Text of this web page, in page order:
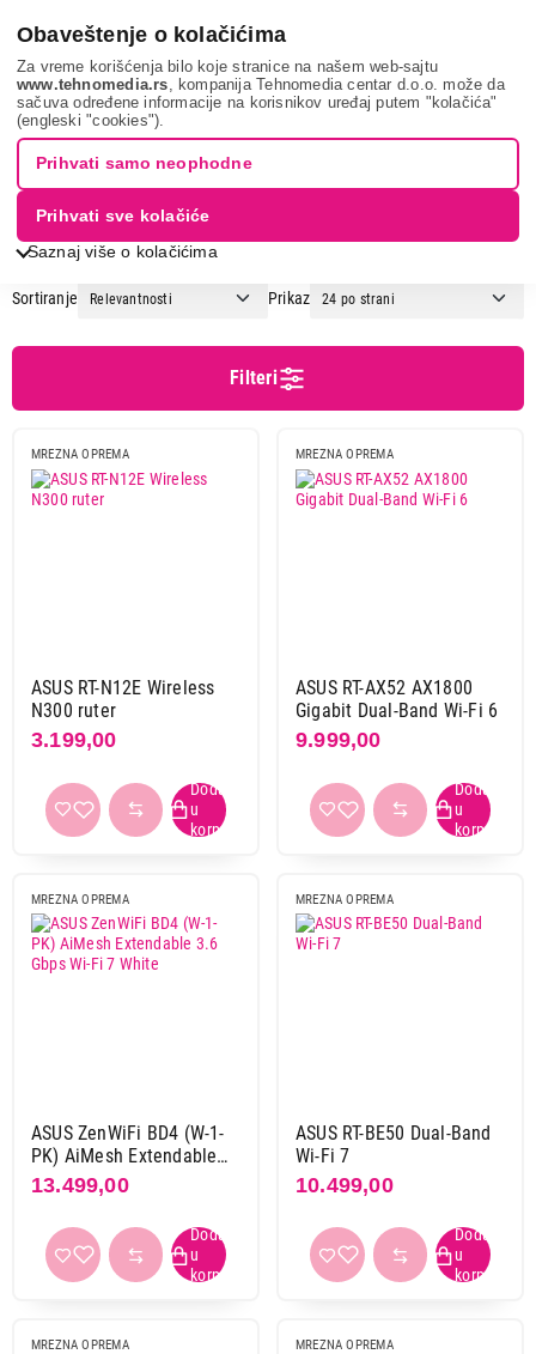
Obaveštenje o kolačićima
Za vreme korišćenja bilo koje stranice na našem web-sajtu
www.tehnomedia.rs , kompanija Tehnomedia centar d.o.o. može da
sačuva određene informacije na korisnikov uređaj putem "kolačića"
(engleski "cookies").
Saznaj više o kolačićima
Prihvati samo neophodne
Prihvati sve kolačiće
It & gaming Mrežna oprema Ruteri
Brend
Tenda
4
Tp link
Xiaomi
3
WIRELESS RUTERI
Sortiranje Prikaz
1 2 3
Filteri
MREZNA OPREMA
ASUS RT-N12E Wireless
N300 ruter
3.199,00
MREZNA OPREMA
ASUS RT-AX52 AX1800
Gigabit Dual-Band Wi-Fi 6
9.999,00
MREZNA OPREMA
ASUS ZenWiFi BD4 (W-1-
PK) AiMesh Extendable
3.6 Gbps Wi-Fi 7 White
13.499,00
MREZNA OPREMA
ASUS RT-BE50 Dual-Band
Wi-Fi 7
10.499,00
MREZNA OPREMA MREZNA OPREMA